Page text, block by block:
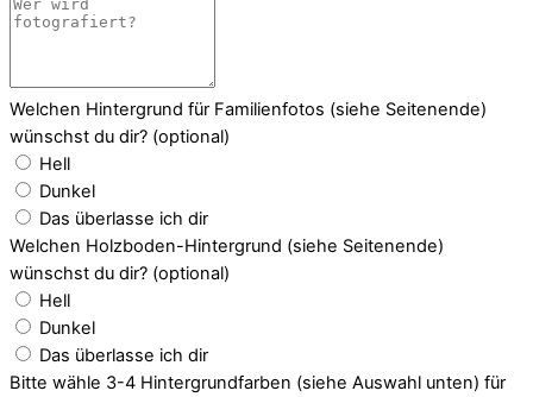
Welchen Hintergrund für Familienfotos (siehe Seitenende)
wünschst du dir? (optional)
Hell
Dunkel
Das überlasse ich dir
Welchen Holzboden-Hintergrund (siehe Seitenende)
wünschst du dir? (optional)
Hell
Dunkel
Das überlasse ich dir
Bitte wähle 3-4 Hintergrundfarben (siehe Auswahl unten) für